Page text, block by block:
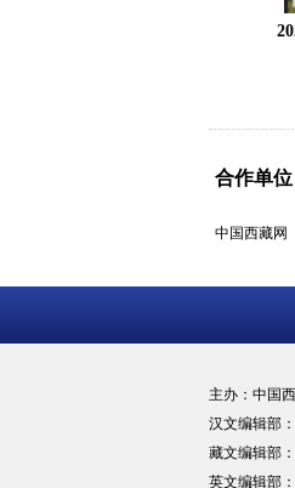
合作单位
中国西藏网
主办：中国
汉文编辑部：
藏文编辑部
英文编辑部